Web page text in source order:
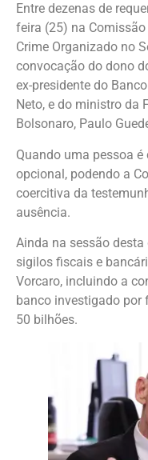
Entre dezenas de
feira (25) na
Crime Organizado no
convocação do dono
ex-presidente do
Neto, e do ministro da
Bolsonaro, Paulo
Quando uma pessoa
opcional, podendo a
coercitiva da
ausência.
Ainda na sessão
sigilos fiscais e
Vorcaro, incluindo a
banco investigado por
50 bilhões.